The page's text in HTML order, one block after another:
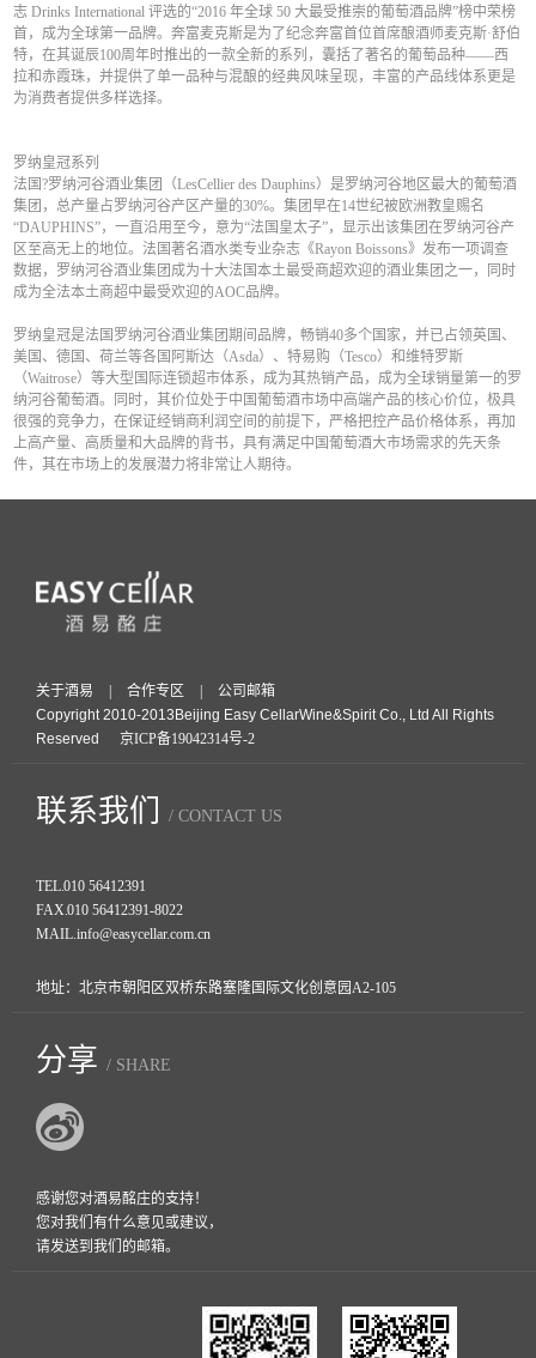
志 Drinks International 评选的“2016 年全球 50 大最受推崇的葡萄酒品牌”榜中荣榜
首，成为全球第一品牌。奔富麦克斯是为了纪念奔富首位首席酿酒师麦克斯·舒伯
特，在其诞辰100周年时推出的一款全新的系列，囊括了著名的葡萄品种——西
拉和赤霞珠，并提供了单一品种与混酿的经典风味呈现，丰富的产品线体系更是
为消费者提供多样选择。
罗纳皇冠系列
法国?罗纳河谷酒业集团（LesCellier des Dauphins）是罗纳河谷地区最大的葡萄酒
集团，总产量占罗纳河谷产区产量的30%。集团早在14世纪被欧洲教皇赐名
“DAUPHINS”，一直沿用至今，意为“法国皇太子”，显示出该集团在罗纳河谷产
区至高无上的地位。法国著名酒水类专业杂志《Rayon Boissons》发布一项调查
数据，罗纳河谷酒业集团成为十大法国本土最受商超欢迎的酒业集团之一，同时
成为全法本土商超中最受欢迎的AOC品牌。
罗纳皇冠是法国罗纳河谷酒业集团期间品牌，畅销40多个国家，并已占领英国、
美国、德国、荷兰等各国阿斯达（Asda）、特易购（Tesco）和维特罗斯
（Waitrose）等大型国际连锁超市体系，成为其热销产品，成为全球销量第一的罗
纳河谷葡萄酒。同时，其价位处于中国葡萄酒市场中高端产品的核心价位，极具
很强的竞争力，在保证经销商利润空间的前提下，严格把控产品价格体系，再加
上高产量、高质量和大品牌的背书，具有满足中国葡萄酒大市场需求的先天条
件，其在市场上的发展潜力将非常让人期待。
关于酒易 合作专区
公司邮箱
Copyright 2010-2013Beijing Easy CellarWine&Spirit Co., Ltd All Rights
Reserved
京ICP备19042314号-2
联系我们 / CONTACT US
TEL.010 56412391
FAX.010 56412391-8022
MAIL.info@easycellar.com.cn
地址：北京市朝阳区双桥东路塞隆国际文化创意园A2-105
分享 / SHARE
感谢您对酒易酩庄的支持！
您对我们有什么意见或建议，
请发送到我们的邮箱。